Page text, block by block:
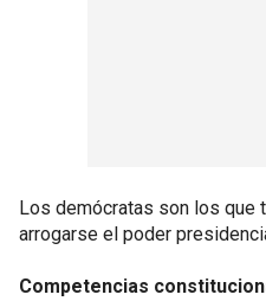
Los demócratas son los que
arrogarse el poder
Competencias